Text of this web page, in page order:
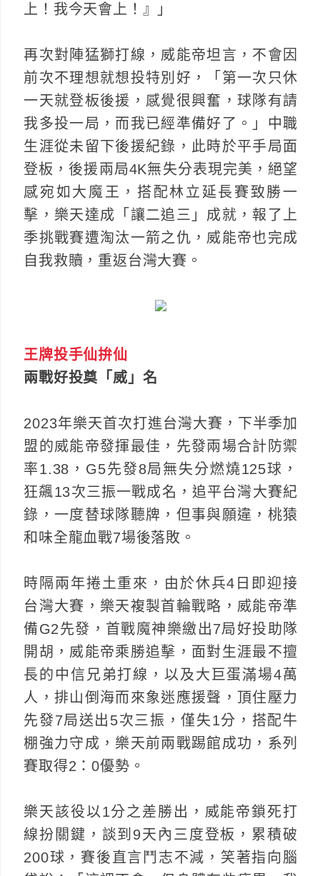
上！我今天會上！』」
再次對陣猛獅打線，威能帝坦言，不會因
前次不理想就想投特別好，「第一次只休
一天就登板後援，感覺很興奮，球隊有請
我多投一局，而我已經準備好了。」中職
生涯從未留下後援紀錄，此時於平手局面
登板，後援兩局4K無失分表現完美，絕望
感宛如大魔王，搭配林立延長賽致勝一
擊，樂天達成「讓二追三」成就，報了上
季挑戰賽遭淘汰一箭之仇，威能帝也完成
自我救贖，重返台灣大賽。
王牌投手仙拚仙
兩戰好投奠「威」名
2023年樂天首次打進台灣大賽，下半季加
盟的威能帝發揮最佳，先發兩場合計防禦
率1.38，G5先發8局無失分燃燒125球，
狂飆13次三振一戰成名，追平台灣大賽紀
錄，一度替球隊聽牌，但事與願違，桃猿
和味全龍血戰7場後落敗。
時隔兩年捲土重來，由於休兵4日即迎接
台灣大賽，樂天複製首輪戰略，威能帝準
備G2先發，首戰魔神樂繳出7局好投助隊
開胡，威能帝乘勝追擊，面對生涯最不擅
長的中信兄弟打線，以及大巨蛋滿場4萬
人，排山倒海而來象迷應援聲，頂住壓力
先發7局送出5次三振，僅失1分，搭配牛
棚強力守成，樂天前兩戰踢館成功，系列
賽取得2：0優勢。
樂天該役以1分之差勝出，威能帝鎖死打
線扮關鍵，談到9天內三度登板，累積破
200球，賽後直言鬥志不減，笑著指向腦